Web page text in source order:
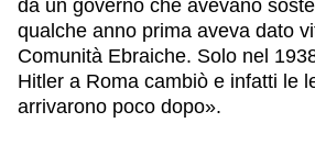
da un governo che avevano
qualche anno prima aveva dato
Comunità Ebraiche. Solo nel
Hitler a Roma cambiò e infatti le
arrivarono poco dopo».